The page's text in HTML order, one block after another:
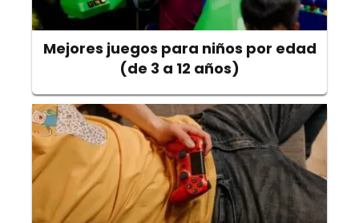
Mejores juegos para niños por edad
(de 3 a 12 años)